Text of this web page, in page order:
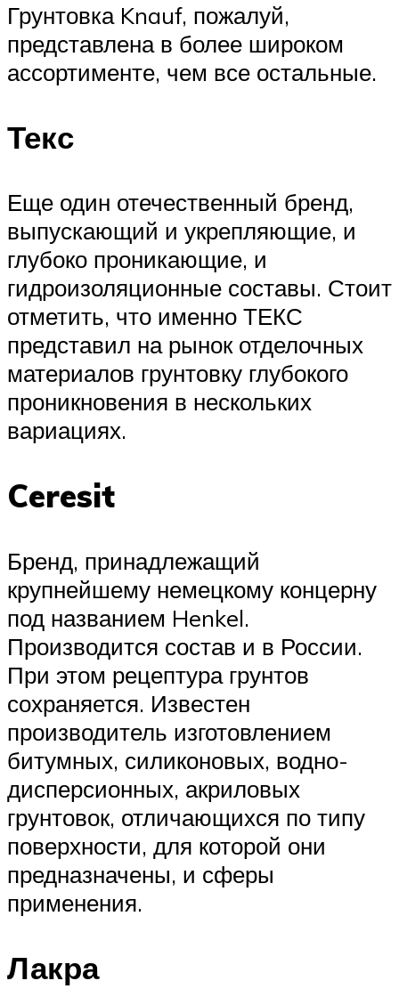
Грунтовка Knauf, пожалуй,
представлена в более широком
ассортименте, чем все остальные.
Текс
Еще один отечественный бренд,
выпускающий и укрепляющие, и
глубоко проникающие, и
гидроизоляционные составы. Стоит
отметить, что именно ТЕКС
представил на рынок отделочных
материалов грунтовку глубокого
проникновения в нескольких
вариациях.
Ceresit
Бренд, принадлежащий
крупнейшему немецкому концерну
под названием Henkel.
Производится состав и в России.
При этом рецептура грунтов
сохраняется. Известен
производитель изготовлением
битумных, силиконовых, водно-
дисперсионных, акриловых
грунтовок, отличающихся по типу
поверхности, для которой они
предназначены, и сферы
применения.
Лакра